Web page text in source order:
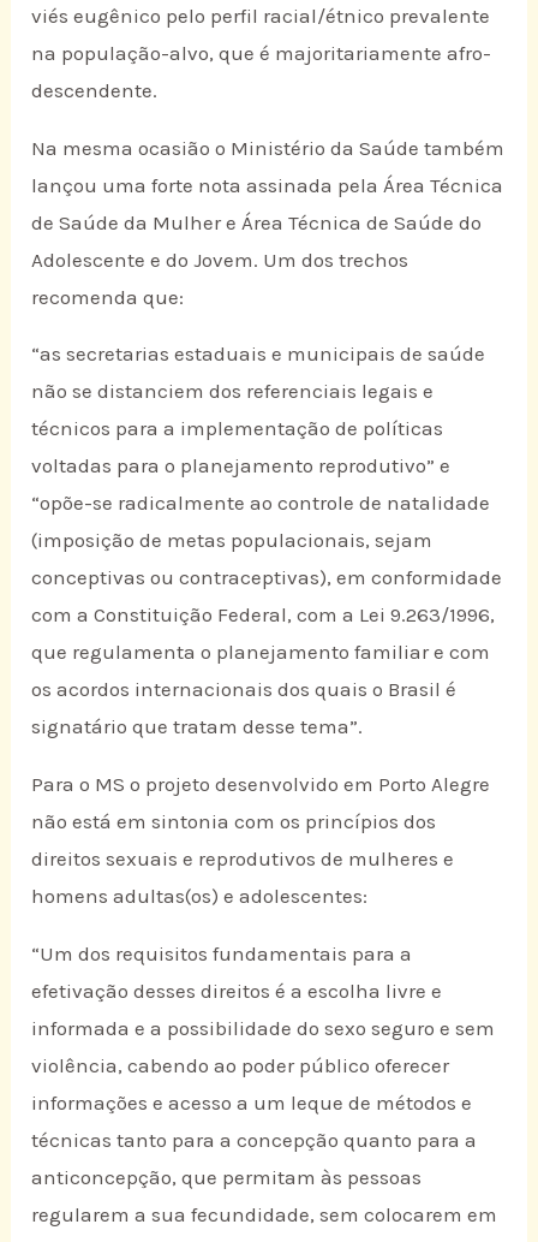
viés eugênico pelo perfil racial/étnico prevalente
na população-alvo, que é majoritariamente afro-
descendente.
Na mesma ocasião o Ministério da Saúde também
lançou uma forte nota assinada pela Área Técnica
de Saúde da Mulher e Área Técnica de Saúde do
Adolescente e do Jovem. Um dos trechos
recomenda que:
“as secretarias estaduais e municipais de saúde
não se distanciem dos referenciais legais e
técnicos para a implementação de políticas
voltadas para o planejamento reprodutivo” e
“opõe-se radicalmente ao controle de natalidade
(imposição de metas populacionais, sejam
conceptivas ou contraceptivas), em conformidade
com a Constituição Federal, com a Lei 9.263/1996,
que regulamenta o planejamento familiar e com
os acordos internacionais dos quais o Brasil é
signatário que tratam desse tema”.
Para o MS o projeto desenvolvido em Porto Alegre
não está em sintonia com os princípios dos
direitos sexuais e reprodutivos de mulheres e
homens adultas(os) e adolescentes:
“Um dos requisitos fundamentais para a
efetivação desses direitos é a escolha livre e
informada e a possibilidade do sexo seguro e sem
violência, cabendo ao poder público oferecer
informações e acesso a um leque de métodos e
técnicas tanto para a concepção quanto para a
anticoncepção, que permitam às pessoas
regularem a sua fecundidade, sem colocarem em